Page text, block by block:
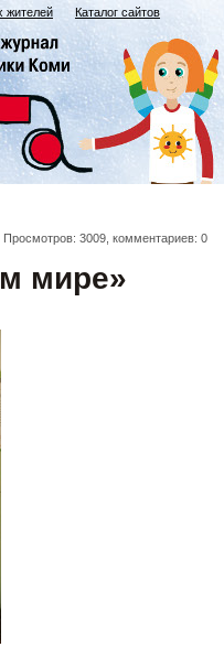
жителей Каталог сайтов
Просмотров: 3009, комментариев: 0
мире»